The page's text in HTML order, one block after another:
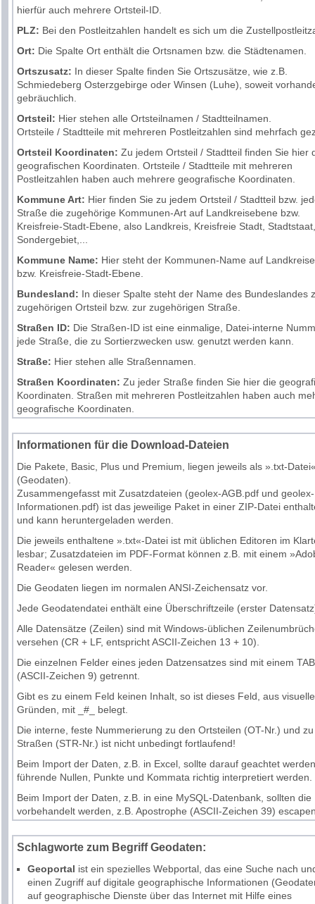
hierfür auch mehrere Ortsteil-ID.
PLZ: Bei den Postleitzahlen handelt es sich um die
Ort: Die Spalte Ort enthält die Ortsnamen bzw. die Städtenamen.
Ortszusatz: In dieser Spalte finden Sie Ortszusätze, wie z.B.
Schmiedeberg Osterzgebirge oder Winsen (Luhe), soweit
gebräuchlich.
Ortsteil: Hier stehen alle Ortsteilnamen / Stadtteilnamen.
Ortsteile / Stadtteile mit mehreren Postleitzahlen sind mehrfach
Ortsteil Koordinaten: Zu jedem Ortsteil / Stadtteil finden Sie hier
geografischen Koordinaten Ortsteile / Stadtteile mit mehreren
Postleitzahlen haben auch mehrere geografische Koordinaten
Kommune Art: Hier finden Sie zu jedem Ortsteil / Stadtteil bzw.
Straße die zugehörige Kommunen-Art auf Landkreisebene bzw.
Kreisfreie-Stadt-Ebene, also Landkreis , Kreisfreie Stadt Stadtstaat
Sondergebiet,...
Kommune Name: Hier steht der Kommunen-Name auf
bzw. Kreisfreie-Stadt-Ebene.
Bundesland: In dieser Spalte steht der Name des Bundeslandes
zugehörigen Ortsteil bzw. zur zugehörigen Straße
Straßen ID: Die Straßen-ID ist eine einmalige, Datei-interne
jede Straße , die zu Sortierzwecken usw. genutzt werden kann.
Straße: Hier stehen alle Straßennamen.
Straßen Koordinaten: Zu jeder Straße finden Sie hier die
Koordinaten
Straßen mit mehreren Postleitzahlen haben auch
geografische Koordinaten
Informationen für die Download-Dateien
Die Pakete, Basic, Plus und Premium, liegen jeweils als ».txt-
(Geodaten).
Zusammengefasst mit Zusatzdateien (geolex-AGB.pdf und geolex-
Informationen.pdf) ist das jeweilige Paket in einer ZIP-Datei
und kann heruntergeladen werden.
Die jeweils enthaltene ».txt«-Datei ist mit üblichen Editoren im
lesbar; Zusatzdateien im PDF-Format können z.B. mit einem
Reader« gelesen werden.
Die Geodaten liegen im normalen ANSI-Zeichensatz vor.
Jede Geodatendatei enthält eine Überschriftzeile (erster
Alle Datensätze (Zeilen) sind mit Windows-üblichen
versehen (CR + LF, entspricht ASCII-Zeichen 13 + 10).
Die einzelnen Felder eines jeden Datzensatzes sind mit einem TAB
(ASCII-Zeichen 9) getrennt.
Gibt es zu einem Feld keinen Inhalt, so ist dieses Feld, aus
Gründen, mit _#_ belegt.
Die interne, feste Nummerierung zu den Ortsteilen (OT-Nr.) und
Straßen (STR-Nr.) ist nicht unbedingt fortlaufend!
Beim Import der Daten, z.B. in Excel, sollte darauf geachtet
führende Nullen, Punkte und Kommata richtig interpretiert werden.
Beim Import der Daten, z.B. in eine MySQL-Datenbank, sollten die
vorbehandelt werden, z.B. Apostrophe (ASCII-Zeichen 39)
Schlagworte zum Begriff Geodaten:
Geoportal ist ein spezielles Webportal, das eine Suche nach
einen Zugriff auf digitale geographische Informationen
auf geographische Dienste über das Internet mit Hilfe eines